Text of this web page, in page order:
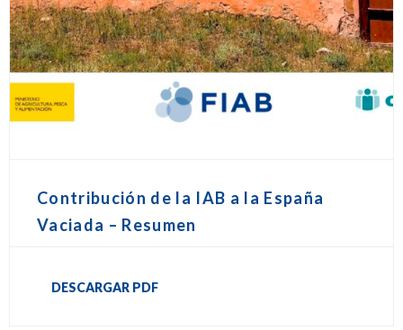
Contribución de la IAB a la España
Vaciada – Resumen
DESCARGAR PDF